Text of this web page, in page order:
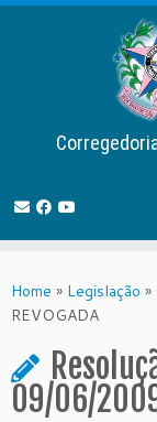
to
content
Home » Legislação »
REVOGADA
09/06/